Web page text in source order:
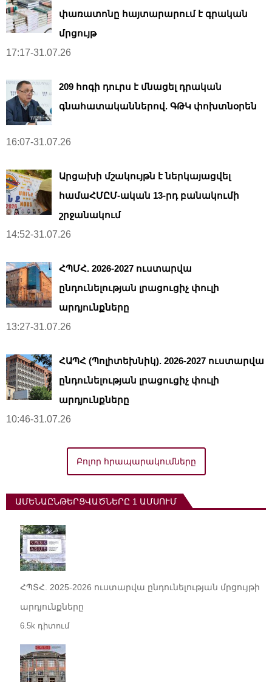
փառատոնը հայտարարում է գրական
մրցույթ
17:17-31.07.26
209 հոգի դուրս է մնացել դրական
գնահատականներով. ԳԹԿ փոխտնօրեն
16:07-31.07.26
Արցախի մշակույթն է ներկայացվել
համաՀՄԸՄ-ական 13-րդ բանակումի
շրջանակում
14:52-31.07.26
ՀՊՄՀ. 2026-2027 ուստարվա
ընդունելության լրացուցիչ փուլի
արդյունքները
13:27-31.07.26
ՀԱՊՀ (Պոլիտեխնիկ). 2026-2027 ուստարվա
ընդունելության լրացուցիչ փուլի
արդյունքները
10:46-31.07.26
Բոլոր հրապարակումները
ԱՄԵՆԱԸՆԹԵՐՑՎԱԾՆԵՐԸ 1 ԱՄՍՈՒՄ
ՀՊՏՀ. 2025-2026 ուստարվա ընդունելության մրցույթի
արդյունքները
6.5k դիտում